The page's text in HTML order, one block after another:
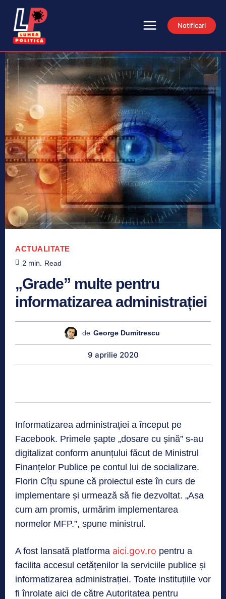
Notificari
ACTUALITATE
2 min. Read
„Grade” multe pentru
informatizarea administrației
de George Dumitrescu
9 aprilie 2020
Informatizarea administrației a început pe
Facebook. Primele șapte „dosare cu șină” s-au
digitalizat conform anunțului făcut de Ministrul
Finanțelor Publice pe contul lui de socializare.
Florin Cîțu spune că proiectul este în curs de
implementare și urmează să fie dezvoltat. „Asa
cum am promis, urmărim implementarea
normelor MFP.”, spune ministrul.
A fost lansată platforma aici.gov.ro pentru a
facilita accesul cetățenilor la serviciile publice și
informatizarea administrației. Toate instituțiile vor
fi înrolate aici de către Autoritatea pentru